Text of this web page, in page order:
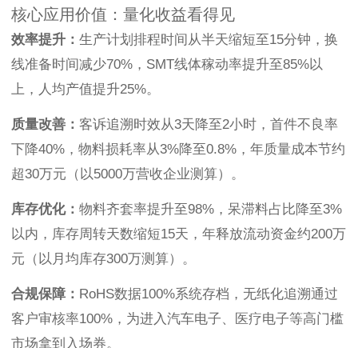
核心应用价值：量化收益看得见
效率提升： 生产计划排程时间从半天缩短至15分钟，换
线准备时间减少70%，SMT线体稼动率提升至85%以
上，人均产值提升25%。
质量改善： 客诉追溯时效从3天降至2小时，首件不良率
下降40%，物料损耗率从3%降至0.8%，年质量成本节约
超30万元（以5000万营收企业测算）。
库存优化： 物料齐套率提升至98%，呆滞料占比降至3%
以内，库存周转天数缩短15天，年释放流动资金约200万
元（以月均库存300万测算）。
合规保障： RoHS数据100%系统存档，无纸化追溯通过
客户审核率100%，为进入汽车电子、医疗电子等高门槛
市场拿到入场券。